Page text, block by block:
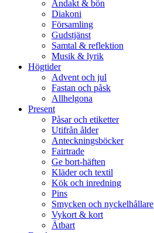
Andakt & bön
Diakoni
Församling
Gudstjänst
Samtal & reflektion
Musik & lyrik
Högtider
Advent och jul
Fastan och påsk
Allhelgona
Present
Påsar och etiketter
Utifrån ålder
Anteckningsböcker
Fairtrade
Ge bort-häften
Kläder och textil
Kök och inredning
Pins
Smycken och nyckelhållare
Vykort & kort
Ätbart